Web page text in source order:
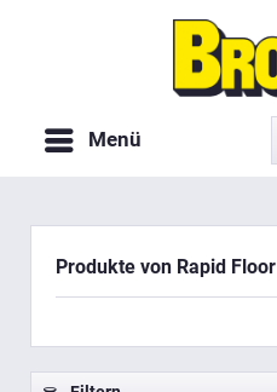
Menü
Produkte von Rapid Floor